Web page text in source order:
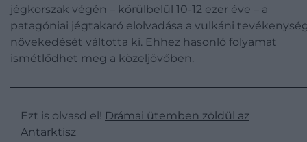
jégkorszak végén – körülbelül 10-12 ezer éve – a
patagóniai jégtakaró elolvadása a vulkáni
növekedését váltotta ki. Ehhez hasonló folyamat
ismétlődhet meg a közeljövőben.
Ezt is olvasd el! Drámai ütemben zöldül az
Antarktisz